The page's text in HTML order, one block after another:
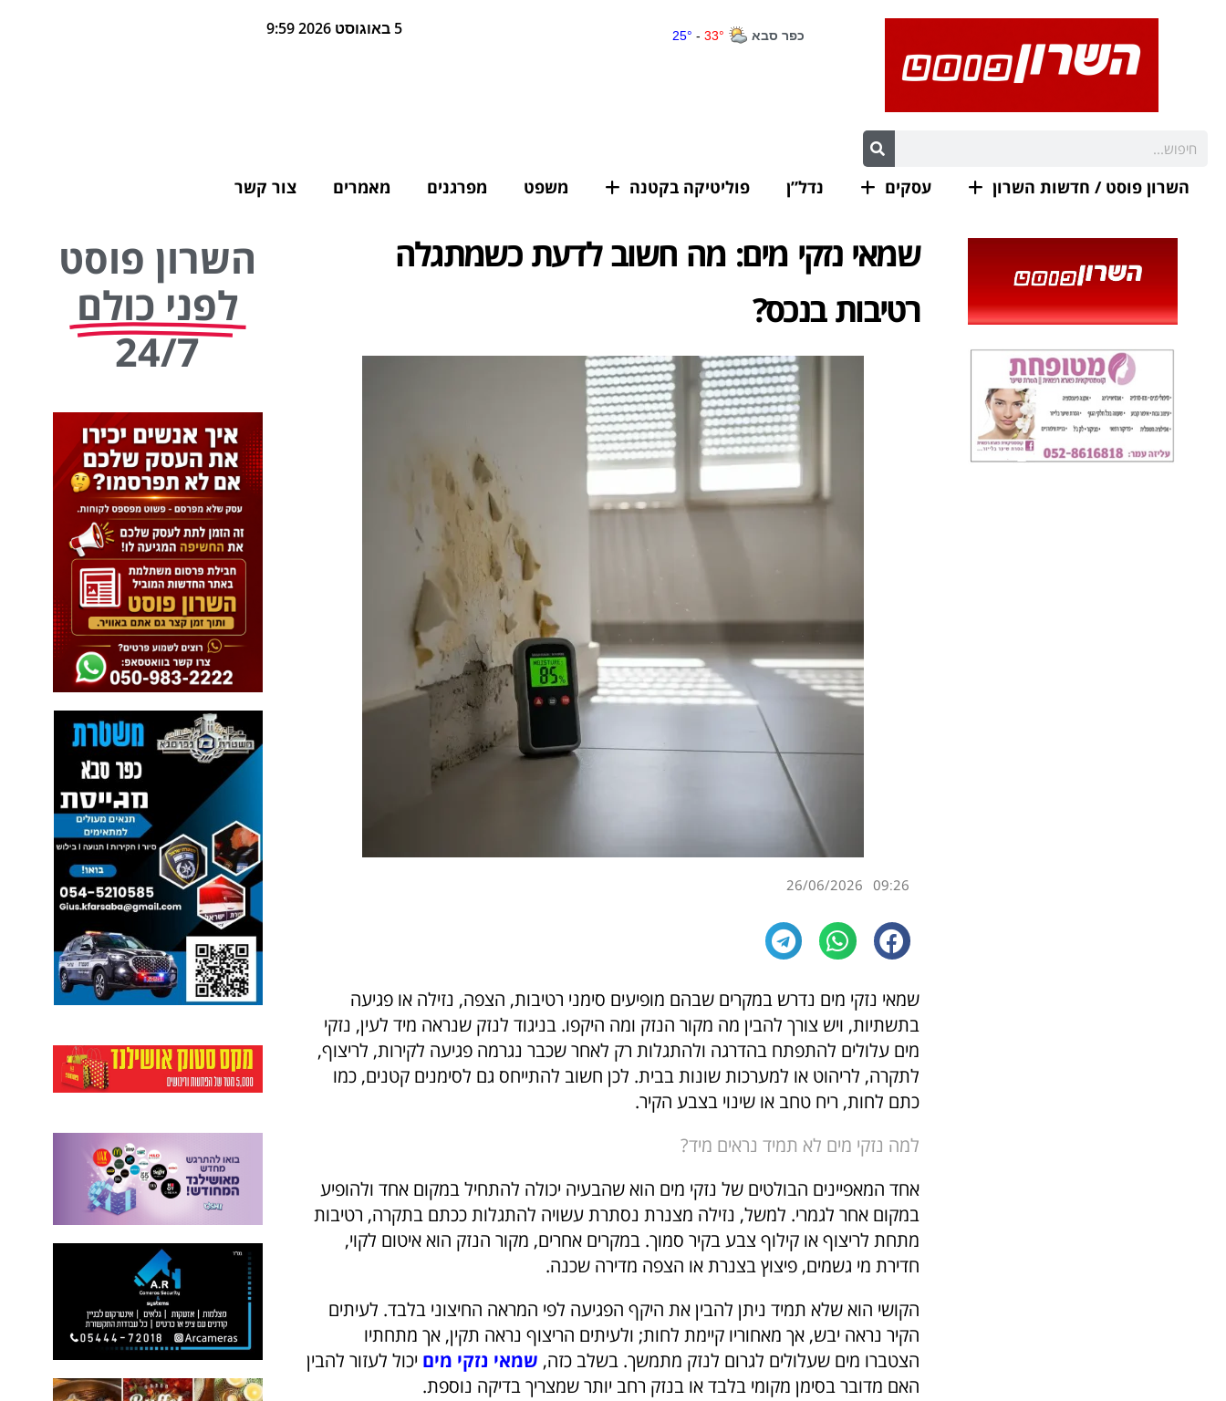
5 באוגוסט 2026 9:59
השרון פוסט / חדשות השרון עסקים נדל”ן פוליטיקה בקטנה משפט מפרגנים מאמרים צור קשר
שמאי נזקי מים: מה חשוב לדעת כשמתגלה
רטיבות בנכס?
09:26
26/06/2026
שמאי נזקי מים נדרש במקרים שבהם מופיעים סימני רטיבות, הצפה, נזילה או פגיעה
בתשתיות, ויש צורך להבין מה מקור הנזק ומה היקפו. בניגוד לנזק שנראה מיד לעין, נזקי
מים עלולים להתפתח בהדרגה ולהתגלות רק לאחר שכבר נגרמה פגיעה לקירות, לריצוף,
לתקרה, לריהוט או למערכות שונות בבית. לכן חשוב להתייחס גם לסימנים קטנים, כמו
כתם לחות, ריח טחב או שינוי בצבע הקיר.
למה נזקי מים לא תמיד נראים מיד?
אחד המאפיינים הבולטים של נזקי מים הוא שהבעיה יכולה להתחיל במקום אחד ולהופיע
במקום אחר לגמרי. למשל, נזילה מצנרת נסתרת עשויה להתגלות ככתם בתקרה, רטיבות
מתחת לריצוף או קילוף צבע בקיר סמוך. במקרים אחרים, מקור הנזק הוא איטום לקוי,
חדירת מי גשמים, פיצוץ בצנרת או הצפה מדירה שכנה.
הקושי הוא שלא תמיד ניתן להבין את היקף הפגיעה לפי המראה החיצוני בלבד. לעיתים
הקיר נראה יבש, אך מאחוריו קיימת לחות; ולעיתים הריצוף נראה תקין, אך מתחתיו
הצטברו מים שעלולים לגרום לנזק מתמשך. בשלב כזה, שמאי נזקי מים יכול לעזור להבין
האם מדובר בסימן מקומי בלבד או בנזק רחב יותר שמצריך בדיקה נוספת.
השרון פוסט
לפני כולם
24/7